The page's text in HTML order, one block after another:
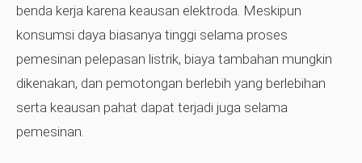
benda kerja karena keausan elektroda. Meskipun
konsumsi daya biasanya tinggi selama proses
pemesinan pelepasan listrik, biaya tambahan mungkin
dikenakan, dan pemotongan berlebih yang berlebihan
serta keausan pahat dapat terjadi juga selama
pemesinan.